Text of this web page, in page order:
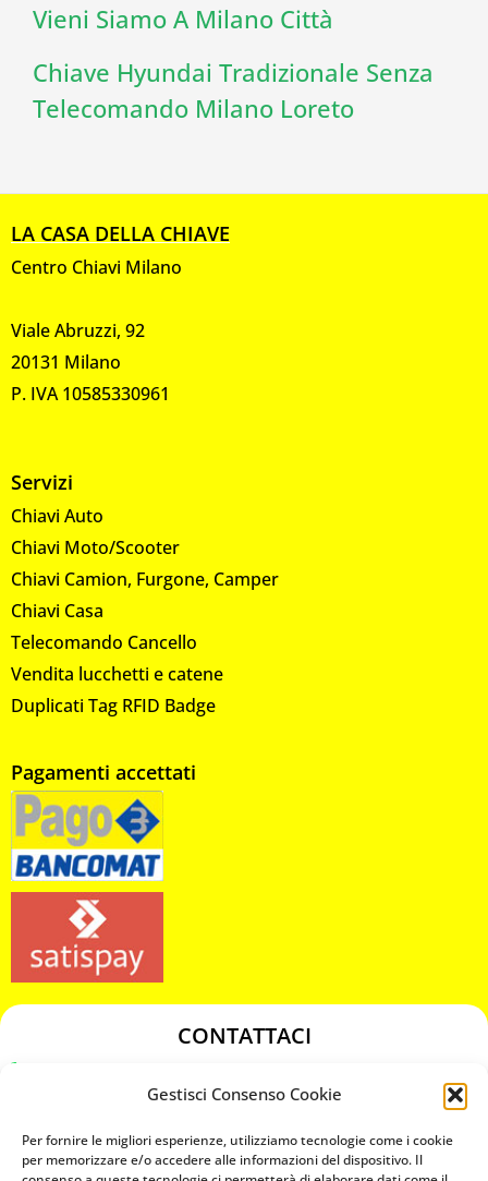
Gestisci Consenso Cookie
Per fornire le migliori esperienze, utilizziamo tecnologie come i cookie
per memorizzare e/o accedere alle informazioni del dispositivo. Il
Vieni Siamo A Milano Città
Chiave Hyundai Tradizionale Senza
Telecomando Milano Loreto
LA CASA DELLA CHIAVE
Centro Chiavi Milano
Viale Abruzzi, 92
20131 Milano
P. IVA 10585330961
Servizi
Chiavi Auto
Chiavi Moto/Scooter
Chiavi Camion, Furgone, Camper
Chiavi Casa
Telecomando Cancello
Vendita lucchetti e catene
Duplicati Tag RFID Badge
Pagamenti accettati
CONTATTACI
chiavicodificate@gmail.com